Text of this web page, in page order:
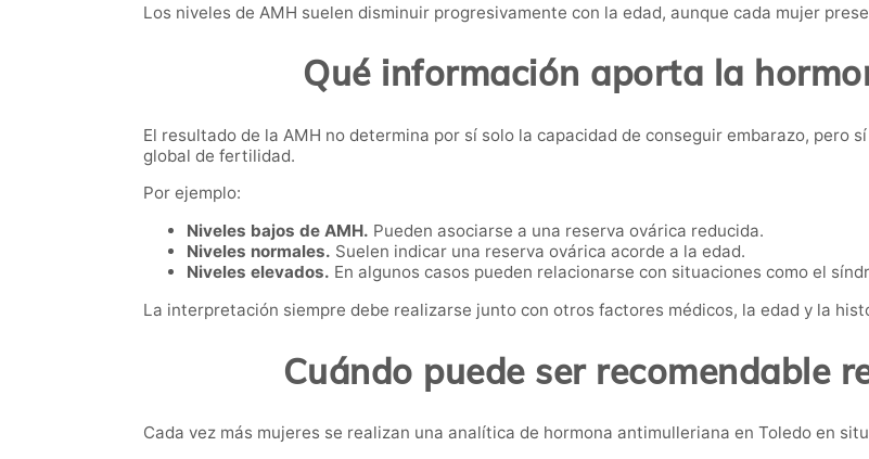
Los niveles de AMH suelen disminuir progresivamente con la edad, aunque cada mujer
Qué información aporta la
El resultado de la AMH no determina por sí solo la capacidad de conseguir embarazo, pero
global de fertilidad.
Por ejemplo:
Niveles bajos de AMH. Pueden asociarse a una reserva ovárica reducida.
Niveles normales. Suelen indicar una reserva ovárica acorde a la edad.
Niveles elevados. En algunos casos pueden relacionarse con situaciones como el
La interpretación siempre debe realizarse junto con otros factores médicos, la edad y la
Cuándo puede ser recomendable
Cada vez más mujeres se realizan una analítica de hormona antimulleriana en Toledo en